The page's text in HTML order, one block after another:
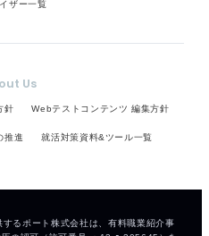
ザー一覧
Us
針 Webテストコンテンツ 編集方針
推進 就活対策資料&ツール一覧